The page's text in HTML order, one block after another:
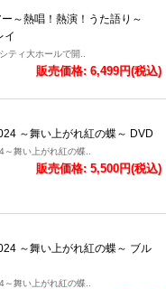
～熱唱！熱演！うた語り～
イ
ティ大ホールで開..
販売価格: 6,499円(税込)
～舞い上がれ紅の蝶～ DVD
舞い上がれ紅の蝶..
販売価格: 5,500円(税込)
～舞い上がれ紅の蝶～ ブル
舞い上がれ紅の蝶..